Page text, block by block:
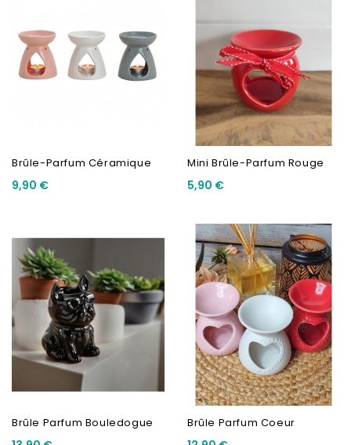
Brûle-Parfum Céramique
9,90 €
Mini Brûle-Parfum Rouge
5,90 €
Brûle Parfum Bouledogue Brûle Parfum Coeur